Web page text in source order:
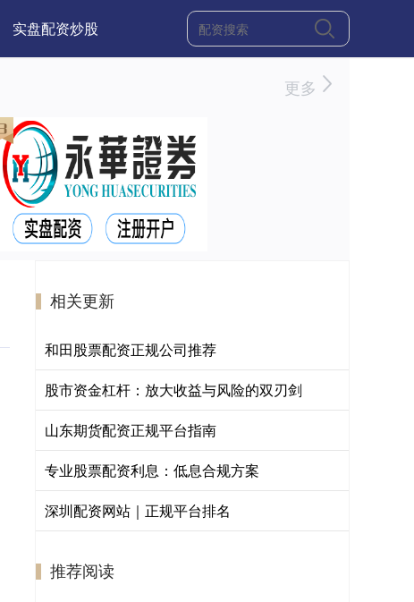
实盘配资炒股
更多
相关更新
和田股票配资正规公司推荐
股市资金杠杆：放大收益与风险的双刃剑
山东期货配资正规平台指南
专业股票配资利息：低息合规方案
深圳配资网站｜正规平台排名
推荐阅读